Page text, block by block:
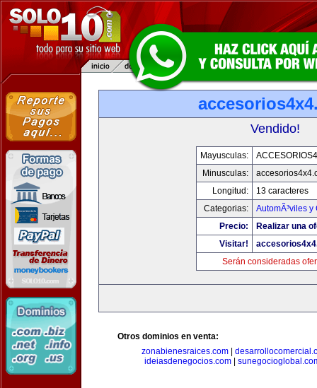
Vendido!
Mayusculas:
Minusculas:
Longitud:
13 caracteres
Categorias:
AutomÃ³viles y
Precio:
Realizar una
Visitar!
Serán consideradas
Otros dominios en venta:
zonabienesraices.com
ideiasdenegocios.com|